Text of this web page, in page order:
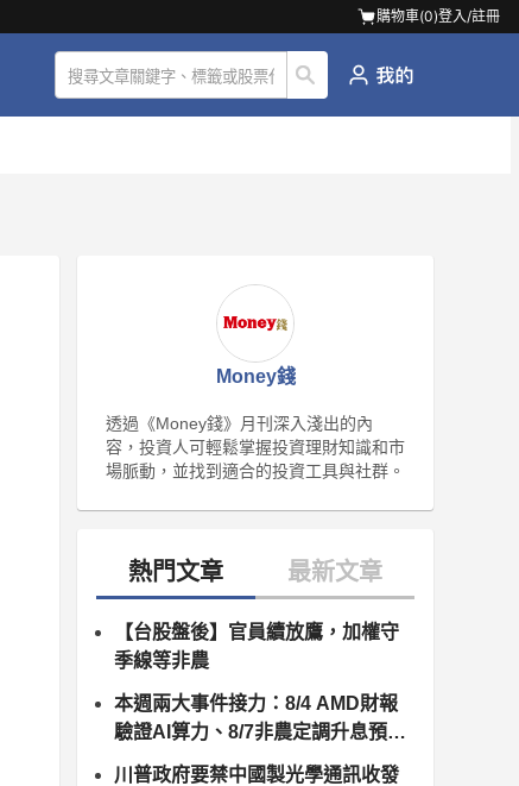
購物車(0)登入/註冊
Money錢
透過《Money錢》月刊深入淺出的內
容，投資人可輕鬆掌握投資理財知識和市
場脈動，並找到適合的投資工具與社群。
【台股盤後】官員續放鷹，加權守
季線等非農
本週兩大事件接力：8/4 AMD財報
驗證AI算力、8/7非農定調升息預
期，台股供應鏈誰卡位最佳？
川普政府要禁中國製光學通訊收發